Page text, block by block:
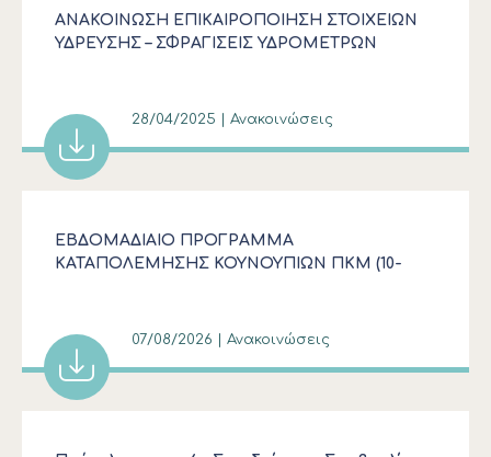
ΑΝΑΚΟΙΝΩΣΗ ΕΠΙΚΑΙΡΟΠΟΙΗΣΗ ΣΤΟΙΧΕΙΩΝ
ΥΔΡΕΥΣΗΣ – ΣΦΡΑΓΙΣΕΙΣ ΥΔΡΟΜΕΤΡΩΝ
28/04/2025 | Ανακοινώσεις
ΕΒΔΟΜΑΔΙΑΙΟ ΠΡΟΓΡΑΜΜΑ
ΚΑΤΑΠΟΛΕΜΗΣΗΣ ΚΟΥΝΟΥΠΙΩΝ ΠΚΜ (10-
07/08/2026 | Ανακοινώσεις